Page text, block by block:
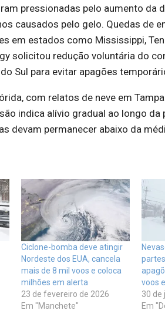
pressionadas pelo aumento da
causados pelo gelo. Quedas de
em estados como Mississippi,
solicitou redução voluntária do
Sul para evitar apagões
com relatos de neve em
indica alívio gradual ao longo da
devam permanecer abaixo da
Ciclone-bomba deve atingir
Nordeste dos EUA, cancela
mais de 8 mil voos e coloca
milhões em alerta
23 de fevereiro de 2026
Em "Manchete"
voos
30 de
Em